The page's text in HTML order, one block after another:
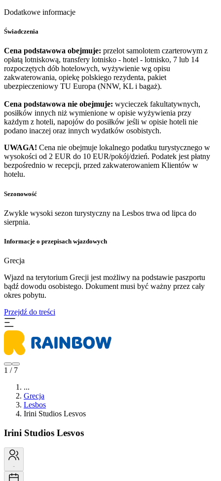
Dodatkowe informacje
Świadczenia
Cena podstawowa obejmuje: przelot samolotem czarterowym z
opłatą lotniskową, transfery lotnisko - hotel - lotnisko, 7 lub 14
rozpoczętych dób hotelowych, wyżywienie wg opisu
zakwaterowania, opiekę polskiego rezydenta, pakiet
ubezpieczeniowy TU Europa (NNW, KL i bagaż).
Cena podstawowa nie obejmuje: wycieczek fakultatywnych,
posiłków innych niż wymienione w opisie wyżywienia przy
każdym z hoteli, napojów do posiłków jeśli w opisie hoteli nie
podano inaczej oraz innych wydatków osobistych.
UWAGA! Cena nie obejmuje lokalnego podatku turystycznego w
wysokości od 2 EUR do 10 EUR/pokój/dzień. Podatek jest płatny
bezpośrednio w recepcji, przed zakwaterowaniem Klientów w
hotelu.
Sezonowość
Zwykle wysoki sezon turystyczny na Lesbos trwa od lipca do
sierpnia.
Informacje o przepisach wjazdowych
Grecja
Wjazd na terytorium Grecji jest możliwy na podstawie paszportu
bądź dowodu osobistego. Dokument musi być ważny przez cały
okres pobytu.
Przejdź do treści
1 / 7
...
Grecja
Lesbos
Irini Studios Lesvos
Irini Studios Lesvos
-